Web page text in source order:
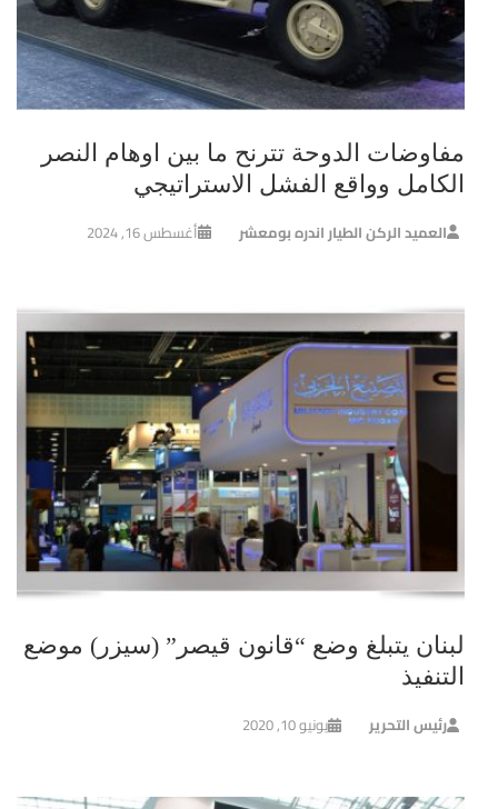
مفاوضات الدوحة تترنح ما بين اوهام النصر
الكامل وواقع الفشل الاستراتيجي
العميد الركن الطيار اندره بومعشر أغسطس 16, 2024
لبنان يتبلغ وضع “قانون قيصر” (سيزر) موضع
التنفيذ
رئيس التحرير يونيو 10, 2020